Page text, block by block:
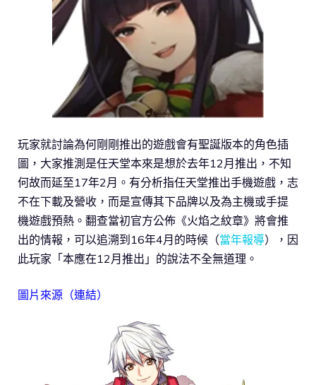
玩家就討論為何剛剛推出的遊戲會有聖誕版本的角色插
圖，大家推測是任天堂本來是想於去年12月推出，不知
何故而延至17年2月。有分析指任天堂推出手機遊戲，志
不在下載及營收，而是宣傳其下品牌以及為主機或手提
機遊戲預熱。翻查當初官方公佈《火焰之紋章》將會推
出的情報，可以追溯到16年4月的時候（當年報導），因
此玩家「本應在12月推出」的說法不全無道理。
圖片來源（連結）